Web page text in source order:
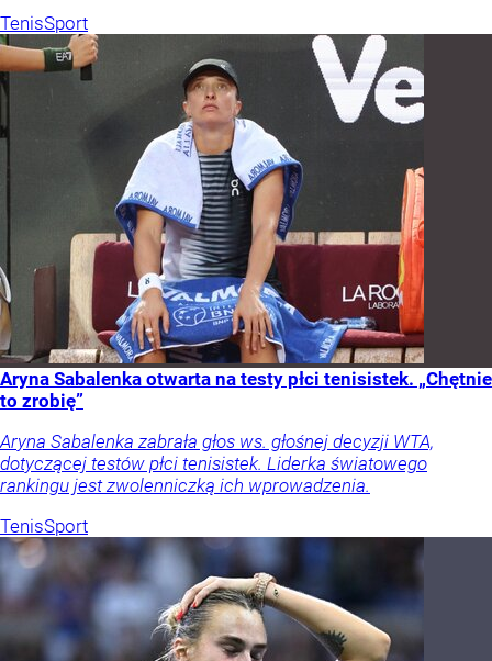
TenisSport
Aryna Sabalenka otwarta na testy płci tenisistek. „Chętnie
to zrobię”
Aryna Sabalenka zabrała głos ws. głośnej decyzji WTA,
dotyczącej testów płci tenisistek. Liderka światowego
rankingu jest zwolenniczką ich wprowadzenia.
TenisSport